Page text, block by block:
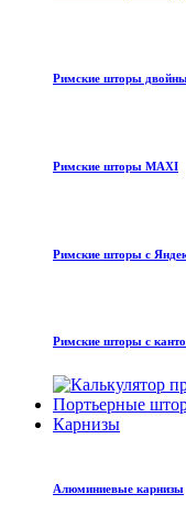
Римские шторы
Римские шторы MAXI
Римские шторы с
Римские шторы с
Портьерные
Карнизы
Алюминиевые карнизы